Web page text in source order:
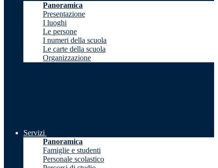
Panoramica
Presentazione
I luoghi
Le persone
I numeri della scuola
Le carte della scuola
Organizzazione
Servizi
Panoramica
Famiglie e studenti
Personale scolastico